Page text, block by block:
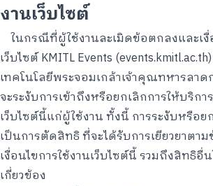
งานเว็บไซต์
ในกรณีที่ผู้ใช้งานละเมิดข้อตกลงและเงื่
เว็บไซต์ KMITL Events
เทคโนโลยีพระจอมเกล้าเจ้าคุณทหารลา
จะระงับการเข้าถึงหรือยกเลิกการให้บริก
เว็บไซต์นี้แก่ผู้ใช้งาน ทั้งนี้ การระงับหรือย
เป็นการตัดสิทธิ ที่จะได้รับการเยียวยาตา
เงื่อนไขการใช้งานเว็บไซต์นี้ รวมถึงสิทธิ
เกี่ยวข้อง